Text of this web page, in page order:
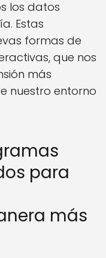
los datos
Estas
formas de
que nos
más
nuestro entorno
para
más